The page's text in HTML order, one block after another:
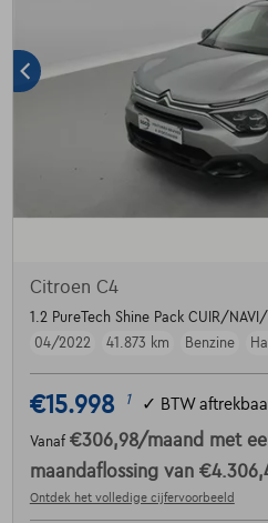
Citroen C4
1.2 PureTech Shine Pack CUIR/
04/2022
41.873 km Benzine
€15.998 1 ✓ BTW
Vanaf €306,98/maand met
maandaflossing van
Ontdek het volledige cijfervoorbeeld